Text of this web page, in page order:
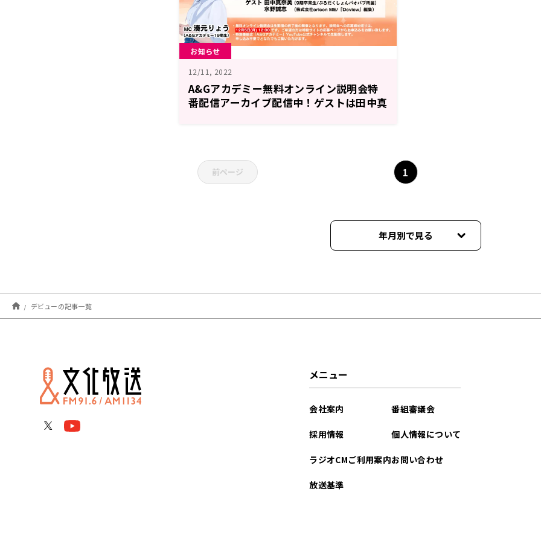
お知らせ
12/11, 2022
A&Gアカデミー無料オンライン説明会特
番配信アーカイブ配信中！ゲストは田中真
前ページ 1
年月別で見る
デビューの記事一覧
メニュー
会社案内
採用情報
ラジオCMご利用案内
放送基準
番組審議会
個人情報について
お問い合わせ